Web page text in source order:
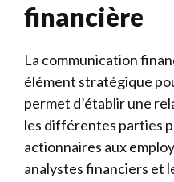
financière
La communication
élément stratégique
permet d’établir une
les différentes parties
actionnaires aux
analystes financiers et